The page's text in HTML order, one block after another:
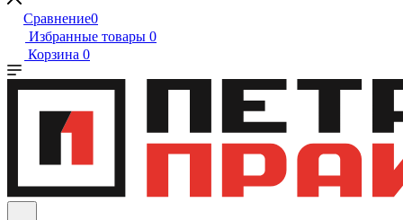
Сравнение0
Избранные товары 0
Корзина 0